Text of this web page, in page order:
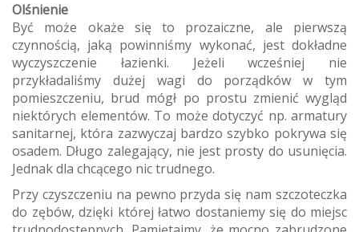
Olśnienie
Być może okaże się to prozaiczne, ale pierwszą
czynnością, jaką powinniśmy wykonać, jest dokładne
wyczyszczenie łazienki. Jeżeli wcześniej nie
przykładaliśmy dużej wagi do porządków w tym
pomieszczeniu, brud mógł po prostu zmienić wygląd
niektórych elementów. To może dotyczyć np. armatury
sanitarnej, która zazwyczaj bardzo szybko pokrywa się
osadem. Długo zalegający, nie jest prosty do usunięcia.
Jednak dla chcącego nic trudnego.
Przy czyszczeniu na pewno przyda się nam szczoteczka
do zębów, dzięki której łatwo dostaniemy się do miejsc